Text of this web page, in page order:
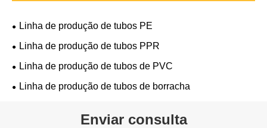
Linha de produção de tubos PE
Linha de produção de tubos PPR
Linha de produção de tubos de PVC
Linha de produção de tubos de borracha
Enviar consulta